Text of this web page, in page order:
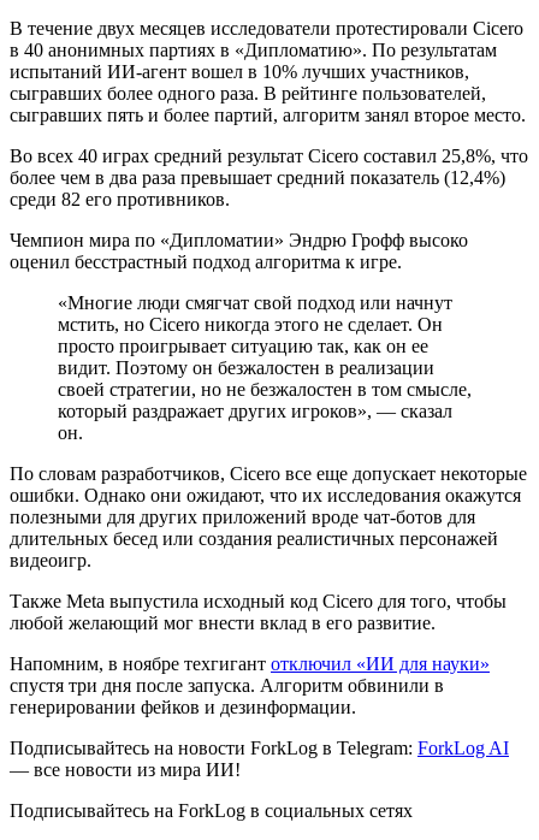
В течение двух месяцев исследователи протестировали Cicero
в 40 анонимных партиях в «Дипломатию». По результатам
испытаний ИИ-агент вошел в 10% лучших участников,
сыгравших более одного раза. В рейтинге пользователей,
сыгравших пять и более партий, алгоритм занял второе место.
Во всех 40 играх средний результат Cicero составил 25,8%, что
более чем в два раза превышает средний показатель (12,4%)
среди 82 его противников.
Чемпион мира по «Дипломатии» Эндрю Грофф высоко
оценил бесстрастный подход алгоритма к игре.
«Многие люди смягчат свой подход или начнут
мстить, но Cicero никогда этого не сделает. Он
просто проигрывает ситуацию так, как он ее
видит. Поэтому он безжалостен в реализации
своей стратегии, но не безжалостен в том смысле,
который раздражает других игроков», — сказал
он.
По словам разработчиков, Cicero все еще допускает некоторые
ошибки. Однако они ожидают, что их исследования окажутся
полезными для других приложений вроде чат-ботов для
длительных бесед или создания реалистичных персонажей
видеоигр.
Также Meta выпустила исходный код Cicero для того, чтобы
любой желающий мог внести вклад в его развитие.
Напомним, в ноябре техгигант отключил «ИИ для науки»
спустя три дня после запуска. Алгоритм обвинили в
генерировании фейков и дезинформации.
Подписывайтесь на новости ForkLog в Telegram: ForkLog AI
— все новости из мира ИИ!
Подписывайтесь на ForkLog в социальных сетях